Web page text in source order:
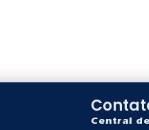
Central